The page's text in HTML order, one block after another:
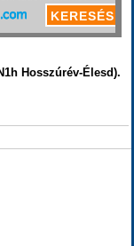
Hosszúrév-Élesd).